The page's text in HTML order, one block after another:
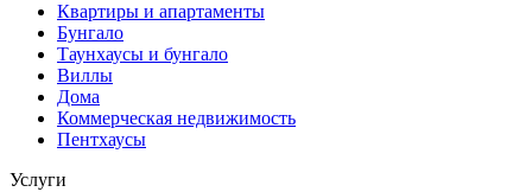
Квартиры и апартаменты
Бунгало
Таунхаусы и бунгало
Виллы
Дома
Коммерческая недвижимость
Пентхаусы
Услуги